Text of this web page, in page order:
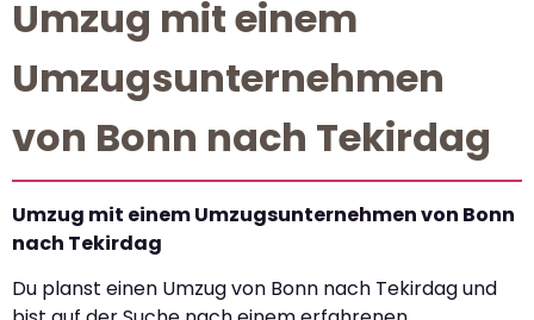
Umzug mit einem
Umzugsunternehmen
von Bonn nach Tekirdag
Umzug mit einem Umzugsunternehmen von Bonn
nach Tekirdag
Du planst einen Umzug von Bonn nach Tekirdag und